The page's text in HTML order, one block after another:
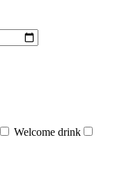
Welcome drink